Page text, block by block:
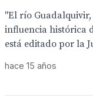
"El río
influencia histórica
está editado por la
hace 15 años